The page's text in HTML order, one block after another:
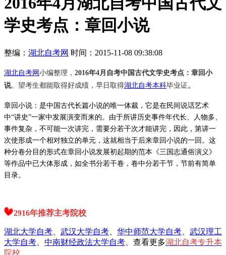
学史考点：章回小说
整编： 湖北自考网 时间：2015-11-08 09:38:08
湖北自考网 小编整理， 2016年4月自考中国古代文学史考点：章回小
说。望考生都能取得好成绩，早日取得湖北自考本科毕业证 。
章回小说： 是中国古代长篇小说的唯一体裁，它是在民间说话艺术
中“讲史”一家中发展演变而来的。由于所讲历史事件年代长、人物多、
事件复杂，不可能一次讲完，需要分若干次才能讲完，因此，第讲一
次使形成一个相对独立的单元，这就相当于后来章回小说的一回。这
种分卷分目的形式在章回小说发展初起期的范本《三国志通俗演义》
等作品中已大体形成，如全书分若干卷，卷中分若干节，节前有简单
目录。
2916年推荐主考院校
湖北大学自考 武汉大学自考 华中师范大学自考
武汉理工
大学自考
中南财经政法大学自考 、查看更多湖北自考专升本
院校